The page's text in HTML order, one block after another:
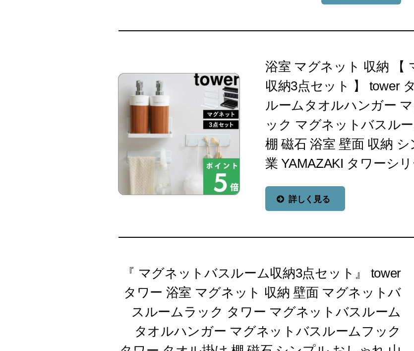
浴室 マグネット 収納 【
収納3点セット 】 tower
ルームタオルハンガー
ック マグネットバスル
棚 磁石 浴室 壁面 収納
業 YAMAZAKI タワーシ
詳しく見る
『 マグネットバスルーム収納3点セット』 tower
タワー 浴室 マグネット 収納 壁面 マグネットバ
スルームラック タワー マグネットバスルーム
タオルハンガー マグネットバスルームフック